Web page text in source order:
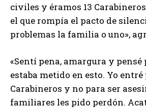
civiles y éramos 13
el que rompía el pacto de
problemas la familia o uno»,
«Sentí pena, amargura y pensé
estaba metido en esto. Yo
Carabineros y no para ser
familiares les pido perdón.